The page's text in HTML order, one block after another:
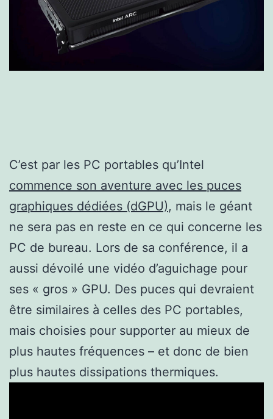
C’est par les PC portables qu’Intel
commence son aventure avec les puces
graphiques dédiées (dGPU), mais le géant
ne sera pas en reste en ce qui concerne les
PC de bureau. Lors de sa conférence, il a
aussi dévoilé une vidéo d’aguichage pour
ses « gros » GPU. Des puces qui devraient
être similaires à celles des PC portables,
mais choisies pour supporter au mieux de
plus hautes fréquences – et donc de bien
plus hautes dissipations thermiques.